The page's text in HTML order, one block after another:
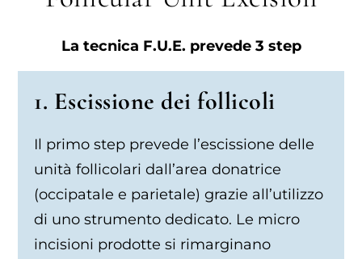
La tecnica F.U.E. prevede 3 step
1. Escissione dei follicoli
Il primo step prevede l’escissione delle
unità follicolari dall’area donatrice
(occipatale e parietale) grazie all’utilizzo
di uno strumento dedicato. Le micro
incisioni prodotte si rimarginano